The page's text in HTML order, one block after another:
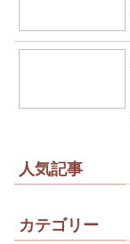
人気記事
カテゴリー